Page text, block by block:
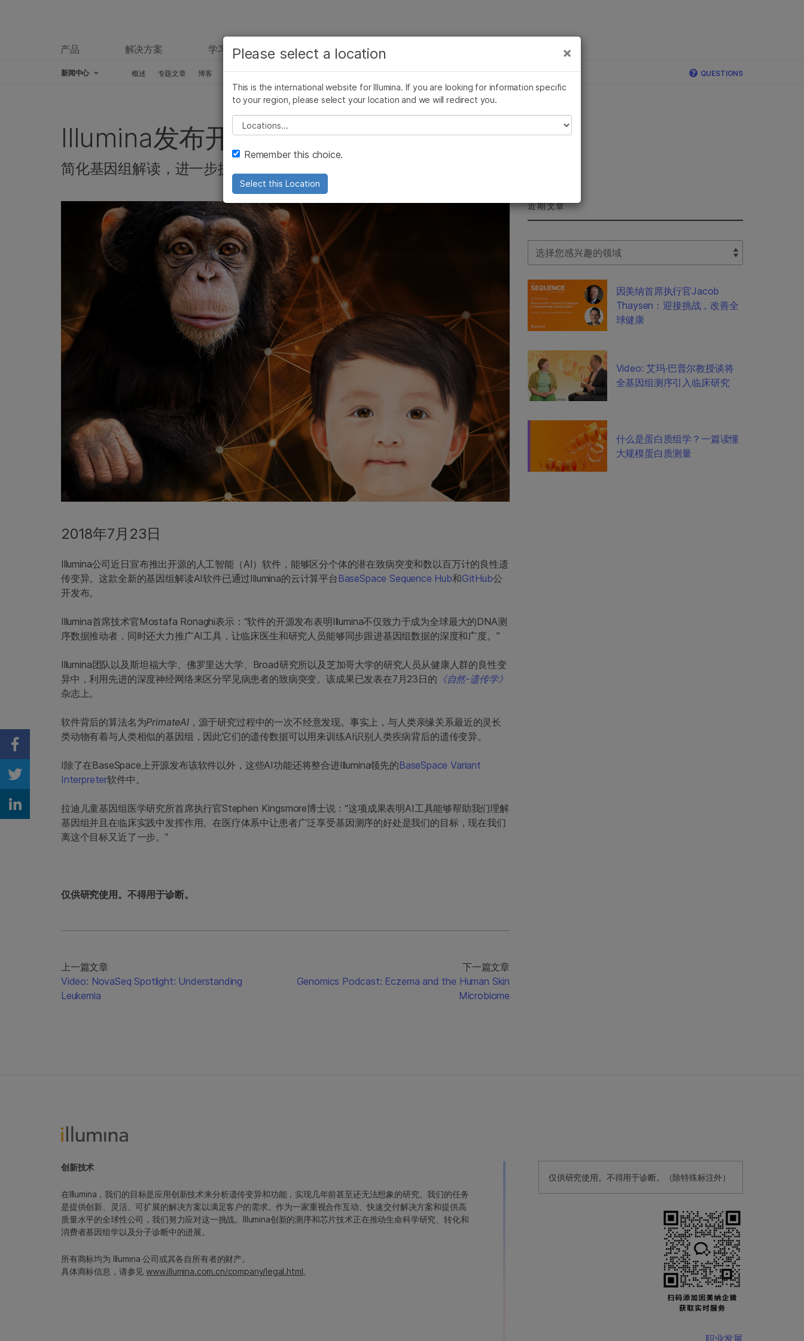
产品 解决方案 学习 公司 支持
新闻中心 概述 专题文章 博客 新闻稿 Illumina图片 SomaLogic 加入 Illumina QUESTIONS
Illumina发布开源AI软件
简化基因组解读，进一步提升基因组数据的效用
2018年7月23日
Illumina公司近日宣布推出开源的人工智能（AI）软件，能够区分个体的潜在致病突变和数以百万计的良性遗
传变异。这款全新的基因组解读AI软件已通过Illumina的云计算平台BaseSpace Sequence Hub和GitHub公
开发布。
Illumina首席技术官Mostafa Ronaghi表示：“软件的开源发布表明Illumina不仅致力于成为全球最大的DNA测
序数据推动者，同时还大力推广AI工具，让临床医生和研究人员能够同步跟进基因组数据的深度和广度。”
Illumina团队以及斯坦福大学、佛罗里达大学、Broad研究所以及芝加哥大学的研究人员从健康人群的良性变
异中，利用先进的深度神经网络来区分罕见病患者的致病突变。该成果已发表在7月23日的 《自然-遗传学》
杂志上。
软件背后的算法名为PrimateAI，源于研究过程中的一次不经意发现。事实上，与人类亲缘关系最近的灵长
类动物有着与人类相似的基因组，因此它们的遗传数据可以用来训练AI识别人类疾病背后的遗传变异。
I除了在BaseSpace上开源发布该软件以外，这些AI功能还将整合进Illumina领先的BaseSpace Variant
Interpreter软件中。
拉迪儿童基因组医学研究所首席执行官Stephen Kingsmore博士说：“这项成果表明AI工具能够帮助我们理解
基因组并且在临床实践中发挥作用。在医疗体系中让患者广泛享受基因测序的好处是我们的目标，现在我们
离这个目标又近了一步。”
仅供研究使用。不得用于诊断。
上一篇文章
Video: NovaSeq Spotlight: Understanding
Leukemia
下一篇文章
Genomics Podcast: Eczema and the Human Skin
Microbiome
近期文章
Select Filter
因美纳首席执行官Jacob
Thaysen：迎接挑战，改善全
球健康
Video: 艾玛·巴普尔教授谈将
全基因组测序引入临床研究
什么是蛋白质组学？一篇读懂
大规模蛋白质测量
Share on Facebook
Share on Twitter
Share on Linkedin
仅供研究使用。不得用于诊断。（除特殊标注外）
创新技术
在Illumina，我们的目标是应用创新技术来分析遗传变异和功能，实现几年前甚至还无法想象的研究。我们的任务
是提供创新、灵活、可扩展的解决方案以满足客户的需求。作为一家重视合作互动、快速交付解决方案和提供高
质量水平的全球性公司，我们努力应对这一挑战。Illumina创新的测序和芯片技术正在推动生命科学研究、转化和
消费者基因组学以及分子诊断中的进展。
所有商标均为 Illumina 公司或其各自所有者的财产。
具体商标信息，请参见www.illumina.com.cn/company/legal.html。
查看更多相关内容。选择您感兴趣的领域: ×
癌症研究
微生物学
农业基因组学
复杂疾病
临床肿瘤学
生殖健康
遗传病和罕见病
×
Please select a location
This is the international website for Illumina. If you are looking for information specific
to your region, please select your location and we will redirect you.
Please select a location
Remember this choice.
Select this Location